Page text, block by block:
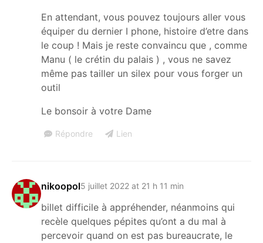
En attendant, vous pouvez toujours aller vous
équiper du dernier I phone, histoire d’etre dans
le coup ! Mais je reste convaincu que , comme
Manu ( le crétin du palais ) , vous ne savez
même pas tailler un silex pour vous forger un
outil
Le bonsoir à votre Dame
Répondre Lien
nikoopol5 juillet 2022 at 21 h 11 min
billet difficile à appréhender, néanmoins qui
recèle quelques pépites qu’ont a du mal à
percevoir quand on est pas bureaucrate, le